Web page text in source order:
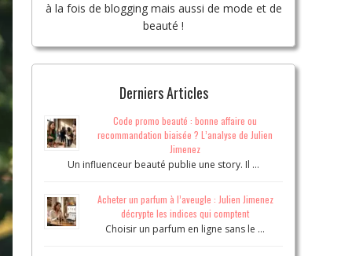
à la fois de blogging mais aussi de mode et de
beauté !
Derniers Articles
Code promo beauté : bonne affaire ou
recommandation biaisée ? L’analyse de Julien
Jimenez
Un influenceur beauté publie une story. Il …
Acheter un parfum à l’aveugle : Julien Jimenez
décrypte les indices qui comptent
Choisir un parfum en ligne sans le …